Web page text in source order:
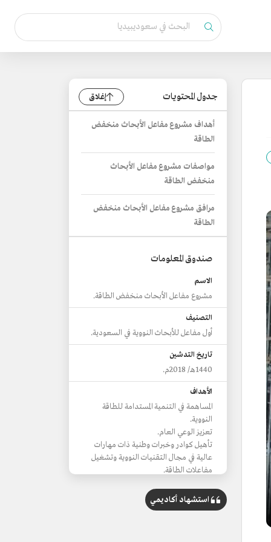
جدول المحتويات إغلاق
أهداف مشروع مفاعل الأبحاث منخفض
الطاقة
مواصفات مشروع مفاعل الأبحاث
منخفض الطاقة
مرافق مشروع مفاعل الأبحاث منخفض
الطاقة
صندوق المعلومات
الاسم
مشروع مفاعل الأبحاث منخفض الطاقة.
التصنيف
أول مفاعل للأبحاث النووية في السعودية.
تاريخ التدشين
1440هـ/ 2018م.
الأهداف
المساهمة في التنمية المستدامة للطاقة
النووية.
تعزيز الوعي العام.
تأهيل كوادر وخبرات وطنية ذات مهارات
عالية في مجال التقنيات النووية وتشغيل
مفاعلات الطاقة.
البنية التحتية طويلة المدى المطلوبة
للمشروع الوطني للطاقة الذرية.
استشهاد أكاديمي